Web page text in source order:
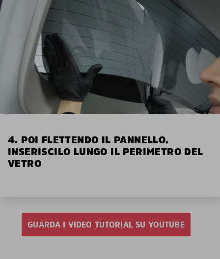
4. POI FLETTENDO IL PANNELLO,
INSERISCILO LUNGO IL PERIMETRO DEL
VETRO
GUARDA I VIDEO TUTORIAL SU YOUTUBE